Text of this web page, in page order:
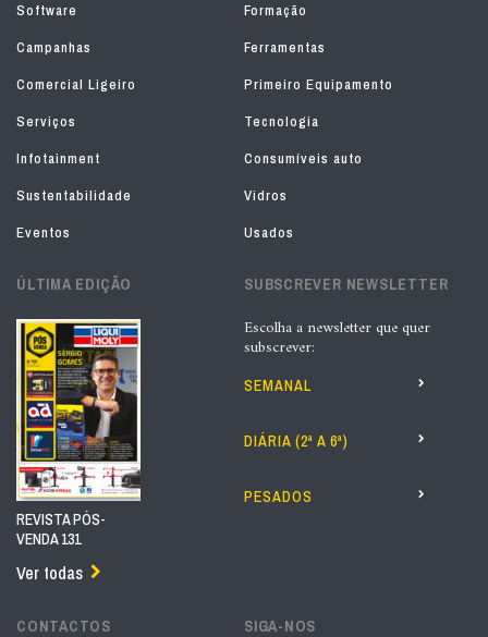
Software
Formação
Campanhas
Ferramentas
Comercial Ligeiro
Primeiro Equipamento
Serviços
Tecnologia
Infotainment
Consumíveis auto
Sustentabilidade
Vidros
Eventos
Usados
ÚLTIMA EDIÇÃO
REVISTA PÓS-
VENDA 131
Ver todas
SUBSCREVER NEWSLETTER
Escolha a newsletter que quer
subscrever:
SEMANAL
DIÁRIA (2ª A 6ª)
PESADOS
CONTACTOS SIGA-NOS